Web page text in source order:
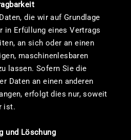
die wir auf Grundlage
in Erfüllung eines Vertrags
an sich oder an einen
maschinenlesbaren
lassen. Sofern Sie die
Daten an einen anderen
erfolgt dies nur, soweit
ist.
und Löschung